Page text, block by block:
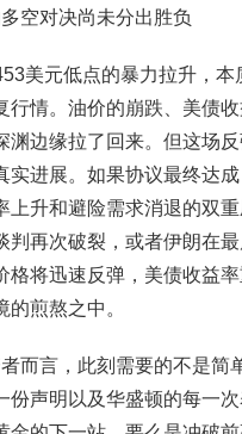
空对决尚未分出胜负
美元低点的暴力拉升，
行情。油价的崩跌、美债
渊边缘拉了回来。但这场
实进展。如果协议最终达
上升和避险需求消退的双
判再次破裂，或者伊朗在
格将迅速反弹，美债收益
煎熬之中。
而言，此刻需要的不是
份声明以及华盛顿的每一